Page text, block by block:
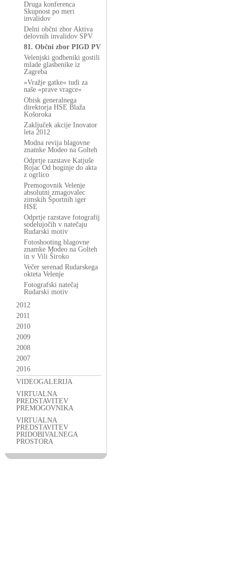
Druga konferenca
Skupnost po meri
invalidov
Delni občni zbor Aktiva
delovnih invalidov SPV
81. Občni zbor PIGD PV
Velenjski godbeniki gostili
mlade glasbenike iz
Zagreba
»Vražje gatke« tudi za
naše »prave vragce«
Obisk generalnega
direktorja HSE Blaža
Košoroka
Zaključek akcije Inovator
leta 2012
Modna revija blagovne
znamke Modeo na Golteh
Odprtje razstave Katjuše
Rojac Od boginje do akta
z ogrlico
Premogovnik Velenje
absolutni zmagovalec
zimskih Športnih iger
HSE
Odprtje razstave fotografij
sodelujočih v natečaju
Rudarski motiv
Fotoshooting blagovne
znamke Modeo na Golteh
in v Vili Široko
Večer serenad Rudarskega
okteta Velenje
Fotografski natečaj
Rudarski motiv
2012
2011
2010
2009
2008
2007
2016
VIDEOGALERIJA
VIRTUALNA
PREDSTAVITEV
PREMOGOVNIKA
VIRTUALNA
PREDSTAVITEV
PRIDOBIVALNEGA
PROSTORA